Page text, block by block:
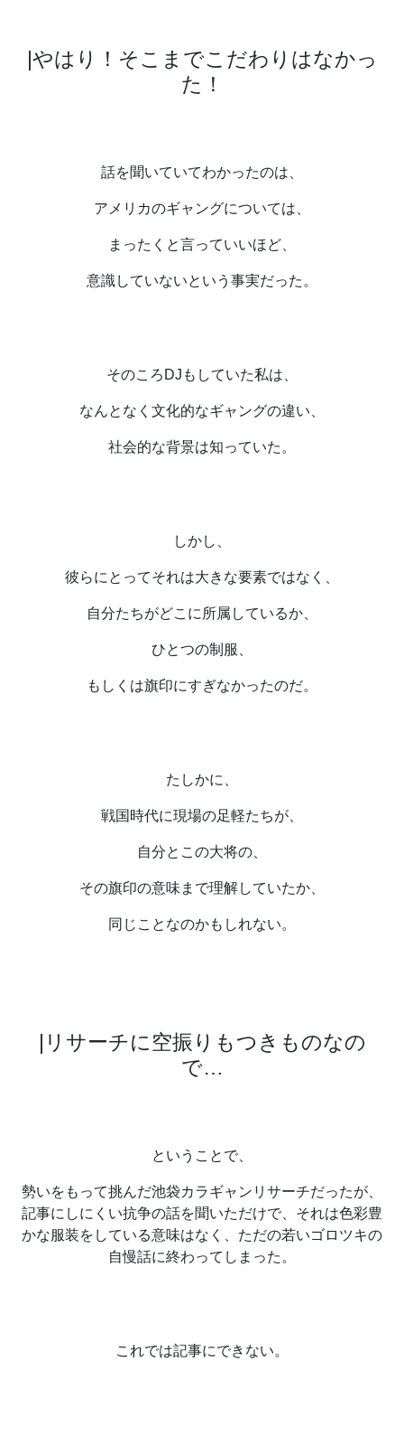
|やはり！そこまでこだわりはなかっ
た！
話を聞いていてわかったのは、
アメリカのギャングについては、
まったくと言っていいほど、
意識していないという事実だった。
そのころ DJ もしていた私は、
なんとなく文化的なギャングの違い、
社会的な背景は知っていた。
しかし、
彼らにとってそれは大きな要素ではなく、
自分たちがどこに所属しているか、
ひとつの制服、
もしくは旗印にすぎなかったのだ。
たしかに、
戦国時代に現場の足軽たちが、
自分とこの大将の、
その旗印の意味まで理解していたか、
同じことなのかもしれない。
| リサーチに空振りもつきものなの
で…
ということで、
勢いをもって挑んだ池袋カラギャンリサーチだったが、
記事にしにくい抗争の話を聞いただけで、それは色彩豊
かな服装をしている意味はなく、ただの若いゴロツキの
自慢話に終わってしまった。
これでは記事にできない。